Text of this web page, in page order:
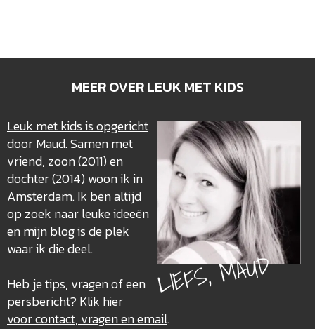
MEER OVER LEUK MET KIDS
LIEFS, MAUD
Leuk met kids is opgericht
door Maud. Samen met
vriend, zoon (2011) en
dochter (2014) woon ik in
Amsterdam. Ik ben altijd
op zoek naar leuke ideeën
en mijn blog is de plek
waar ik die deel.
Heb je tips, vragen of een
persbericht? Klik hier
voor contact, vragen en email.